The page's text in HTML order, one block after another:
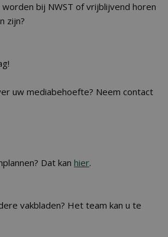
bij NWST of vrijblijvend horen
zijn?
uw mediabehoefte? Neem contact
Dat kan hier.
vakbladen? Het team kan u te